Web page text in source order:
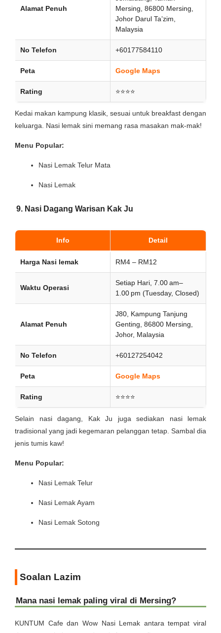
Alamat Penuh
Mersing, 86800 Mersing,
Johor Darul Ta’zim,
Malaysia
No Telefon +60177584110
Peta Google Maps
Rating ⭐⭐⭐⭐
Kedai makan kampung klasik, sesuai untuk breakfast dengan
keluarga. Nasi lemak sini memang rasa masakan mak-mak!
Menu Popular:
Nasi Lemak Telur Mata
Nasi Lemak
9. Nasi Dagang Warisan Kak Ju
Info Detail
Harga Nasi lemak RM4 – RM12
Waktu Operasi
Setiap Hari, 7.00 am–
1.00 pm (Tuesday, Closed)
Alamat Penuh
J80, Kampung Tanjung
Genting, 86800 Mersing,
Johor, Malaysia
No Telefon +60127254042
Peta Google Maps
Rating ⭐⭐⭐⭐
Selain nasi dagang, Kak Ju juga sediakan nasi lemak
tradisional yang jadi kegemaran pelanggan tetap. Sambal dia
jenis tumis kaw!
Menu Popular:
Nasi Lemak Telur
Nasi Lemak Ayam
Nasi Lemak Sotong
Soalan Lazim
Mana nasi lemak paling viral di Mersing?
KUNTUM Cafe dan Wow Nasi Lemak antara tempat viral